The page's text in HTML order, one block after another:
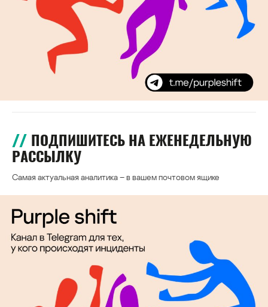
ПОДПИШИТЕСЬ НА ЕЖЕНЕДЕЛЬНУЮ
РАССЫЛКУ
Самая актуальная аналитика – в вашем почтовом ящике